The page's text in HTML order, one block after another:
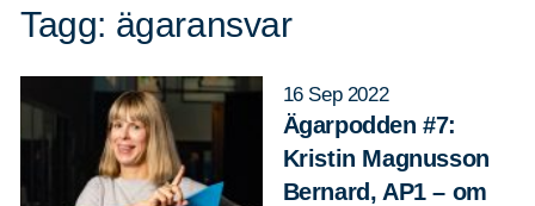
Tagg: ägaransvar
16 Sep 2022
Ägarpodden #7:
Kristin Magnusson
Bernard, AP1 – om